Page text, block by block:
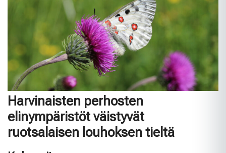
Harvinaisten perhosten
elinympäristöt väistyvät
ruotsalaisen louhoksen tieltä